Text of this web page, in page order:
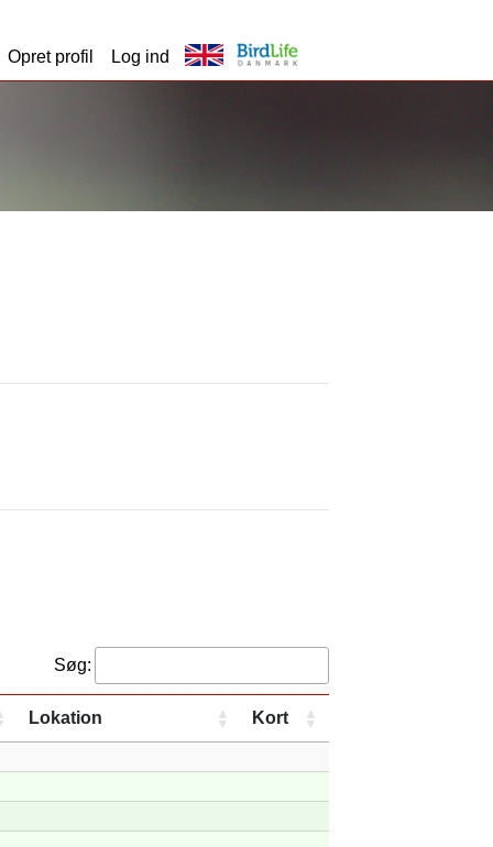
Opret profil Log ind
Søg:
Lokation Kort